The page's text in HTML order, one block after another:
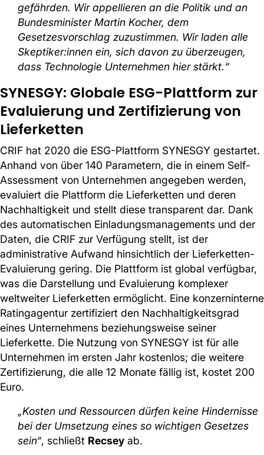
gefährden. Wir appellieren an die Politik und an
Bundesminister Martin Kocher, dem
Gesetzesvorschlag zuzustimmen. Wir laden alle
Skeptiker:innen ein, sich davon zu überzeugen,
dass Technologie Unternehmen hier stärkt.“
SYNESGY: Globale ESG-Plattform zur
Evaluierung und Zertifizierung von
Lieferketten
CRIF hat 2020 die ESG-Plattform SYNESGY gestartet.
Anhand von über 140 Parametern, die in einem Self-
Assessment von Unternehmen angegeben werden,
evaluiert die Plattform die Lieferketten und deren
Nachhaltigkeit und stellt diese transparent dar. Dank
des automatischen Einladungsmanagements und der
Daten, die CRIF zur Verfügung stellt, ist der
administrative Aufwand hinsichtlich der Lieferketten-
Evaluierung gering. Die Plattform ist global verfügbar,
was die Darstellung und Evaluierung komplexer
weltweiter Lieferketten ermöglicht. Eine konzerninterne
Ratingagentur zertifiziert den Nachhaltigkeitsgrad
eines Unternehmens beziehungsweise seiner
Lieferkette. Die Nutzung von SYNESGY ist für alle
Unternehmen im ersten Jahr kostenlos; die weitere
Zertifizierung, die alle 12 Monate fällig ist, kostet 200
Euro.
„Kosten und Ressourcen dürfen keine Hindernisse
bei der Umsetzung eines so wichtigen Gesetzes
sein“, schließt Recsey ab.